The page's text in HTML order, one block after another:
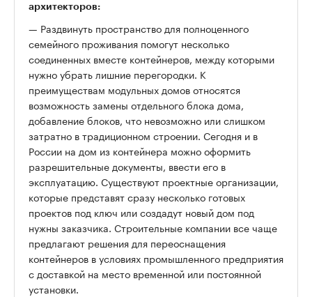
архитекторов:
— Раздвинуть пространство для полноценного
семейного проживания помогут несколько
соединенных вместе контейнеров, между которыми
нужно убрать лишние перегородки. К
преимуществам модульных домов относятся
возможность замены отдельного блока дома,
добавление блоков, что невозможно или слишком
затратно в традиционном строении. Сегодня и в
России на дом из контейнера можно оформить
разрешительные документы, ввести его в
эксплуатацию. Существуют проектные организации,
которые представят сразу несколько готовых
проектов под ключ или создадут новый дом под
нужны заказчика. Строительные компании все чаще
предлагают решения для переоснащения
контейнеров в условиях промышленного предприятия
с доставкой на место временной или постоянной
установки.